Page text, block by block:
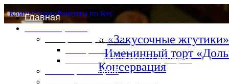
Главная
Специи и пряности
Специи и диета
Каталог пряностей и приправ
Таблица калорий
КомментарииРецепты по Rss
««Закусочные
Именинный торт
Консервация